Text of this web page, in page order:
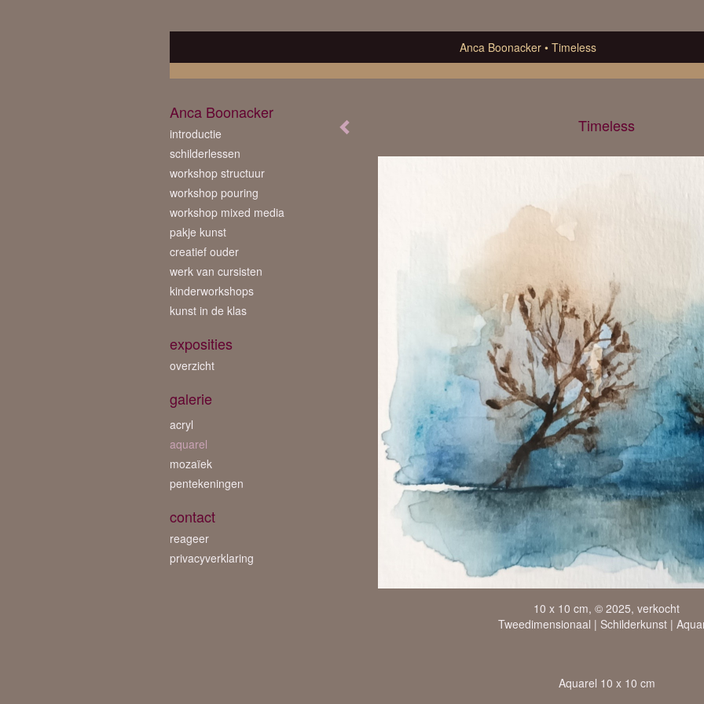
Anca Boonacker Timeless
Timeless
10 x 10 cm, © 2025, verkocht
Tweedimensionaal | Schilderkunst |
Aquarel 10 x 10 cm
Anca Boonacker
introductie
schilderlessen
workshop structuur
workshop pouring
workshop mixed media
pakje kunst
creatief ouder
werk van cursisten
kinderworkshops
kunst in de klas
exposities
overzicht
galerie
acryl
aquarel
mozaïek
pentekeningen
contact
reageer
privacyverklaring